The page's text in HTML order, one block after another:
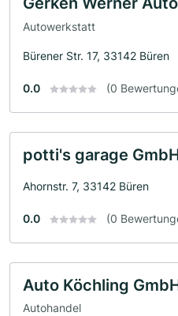
Autowerkstatt
Bürener Str. 17, 33142 Büren
0.0 (0
potti's garage
Ahornstr. 7, 33142 Büren
0.0 (0
Auto Köchling
Autohandel